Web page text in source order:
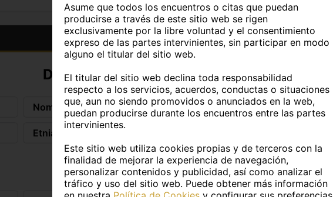
Más información
DATOS PERSONALES
Nombre: Alex Edad: 23 años
Etnia: Latina
DATOS FÍSICOS
Asume que todos los encuentros o citas que puedan
producirse a través de este sitio web se rigen
exclusivamente por la libre voluntad y el consentimiento
expreso de las partes intervinientes, sin participar en modo
alguno el titular del sitio web.
El titular del sitio web declina toda responsabilidad
respecto a los servicios, acuerdos, conductas o situaciones
que, aun no siendo promovidos o anunciados en la web,
puedan producirse durante los encuentros entre las partes
intervinientes.
Este sitio web utiliza cookies propias y de terceros con la
finalidad de mejorar la experiencia de navegación,
personalizar contenidos y publicidad, así como analizar el
tráfico y uso del sitio web. Puede obtener más información